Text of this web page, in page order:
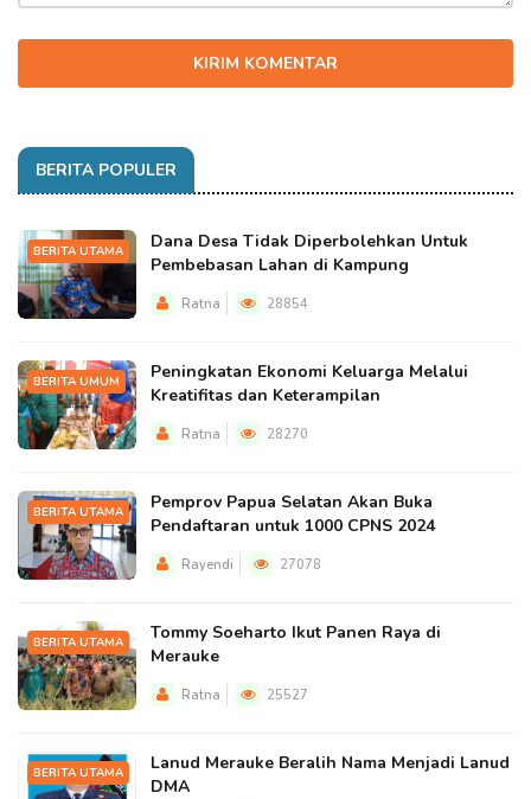
KIRIM KOMENTAR
BERITA POPULER
BERITA UTAMA
Dana Desa Tidak Diperbolehkan Untuk
Pembebasan Lahan di Kampung
Ratna 28854
BERITA UMUM
Peningkatan Ekonomi Keluarga Melalui
Kreatifitas dan Keterampilan
Ratna 28270
BERITA UTAMA
Pemprov Papua Selatan Akan Buka
Pendaftaran untuk 1000 CPNS 2024
Rayendi 27078
BERITA UTAMA
Tommy Soeharto Ikut Panen Raya di
Merauke
Ratna 25527
BERITA UTAMA
Lanud Merauke Beralih Nama Menjadi Lanud
DMA